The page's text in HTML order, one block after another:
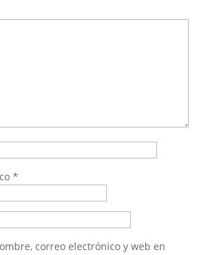
*
correo electrónico y web en